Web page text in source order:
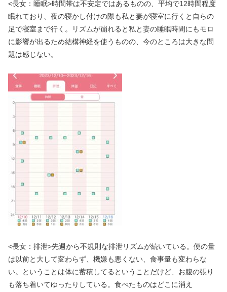
<長女：睡眠>時間帯は不安定ではあるものの、平均で12時間程度
眠れており、夜の寝かし付けの際も私と妻が寝室に行くと自らの
足で寝室まで行く。リズムが崩れると私と妻の睡眠時間にもモロ
に影響が出るため結構神経を使うものの、今のところは大きな問
題は感じない。
<長女：排泄>先週から不規則な排泄リズムが続いている。便の量
は以前と大して変わらず、機嫌も悪くない、食事量も変わらな
い。ということは体に蓄積してるということだけど、お腹の張り
も落ち着いてゆったりしている。食べたものはどこに消え